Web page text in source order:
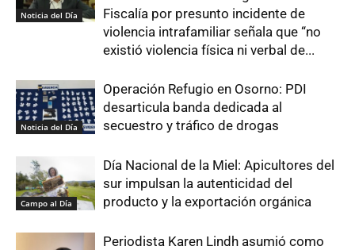
Noticia del Día
Fiscalía por presunto incidente de
violencia intrafamiliar señala que “no
existió violencia física ni verbal de...
Noticia del Día
Operación Refugio en Osorno: PDI
desarticula banda dedicada al
secuestro y tráfico de drogas
Campo al Día
Día Nacional de la Miel: Apicultores del
sur impulsan la autenticidad del
producto y la exportación orgánica
Periodista Karen Lindh asumió como